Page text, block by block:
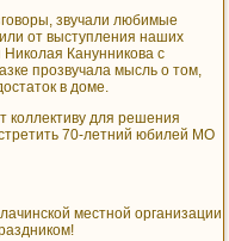
звучали любимые
от выступления наших
Канунникова с
прозвучала мысль о том,
в доме.
коллективу для решения
70-летний юбилей МО
местной организации